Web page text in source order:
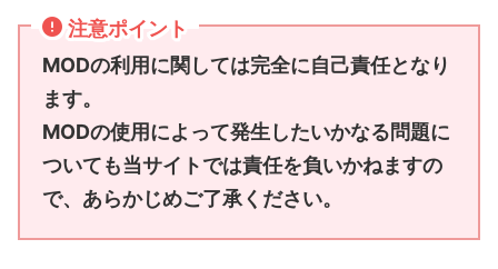
注意ポイント
MODの利用に関しては完全に自己責任となり
ます。
MODの使用によって発生したいかなる問題に
ついても当サイトでは責任を負いかねますの
で、あらかじめご了承ください。